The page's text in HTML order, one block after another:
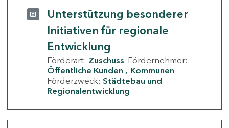
Unterstützung besonderer
Initiativen für regionale
Entwicklung
Förderart: Zuschuss Fördernehmer:
Öffentliche Kunden
Kommunen
Förderzweck: Städtebau und
Regionalentwicklung